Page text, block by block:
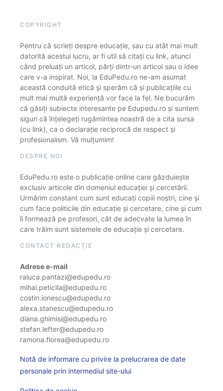
COPYRIGHT
Pentru că scrieți despre educație, sau cu atât mai mult
datorită acestui lucru, ar fi util să citați cu link, atunci
când preluați un articol, părți dintr-un articol sau o idee
care v-a inspirat. Noi, la EduPedu.ro ne-am asumat
această conduită etică și sperăm că și publicațiile cu
mult mai multă experiență vor face la fel. Ne bucurăm
că găsiți subiecte interesante pe Edupedu.ro și suntem
siguri că înțelegeți rugămintea noastră de a cita sursa
(cu link), ca o declarație reciprocă de respect și
profesionalism. Vă mulțumim!
DESPRE NOI
EduPedu.ro este o publicație online care găzduiește
exclusiv articole din domeniul educației și cercetării.
Urmărim constant cum sunt educați copiii noștri, cine și
cum face politicile din educație și cercetare, cine și cum
îi formează pe profesori, cât de adecvate la lumea în
care trăim sunt sistemele de educație și cercetare.
CONTACT REDACȚIE
Adrese e-mail
raluca.pantazi@edupedu.ro
mihai.peticila@edupedu.ro
costin.ionescu@edupedu.ro
alexa.stanescu@edupedu.ro
diana.ghimisi@edupedu.ro
stefan.lefter@edupedu.ro
ramona.florea@edupedu.ro
Notă de informare cu privire la prelucrarea de date
personale prin intermediul site-ului